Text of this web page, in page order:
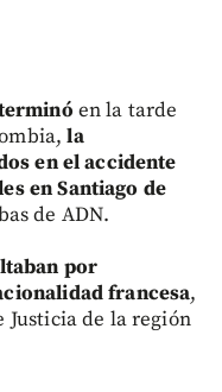
en la tarde
la
en el accidente
en Santiago de
de ADN.
por
francesa,
de la región